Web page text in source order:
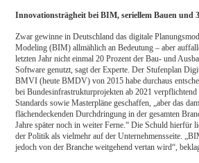
Innovationsträgheit bei BIM, seriellem Bauen und
Zwar gewinne in Deutschland das digitale
Modeling (BIM) allmählich an Bedeutung – aber
letzten Jahr nicht einmal 20 Prozent der Bau- und
Software genutzt, sagt der Experte. Der Stufenplan
BMVI (heute BMDV) von 2015 habe durchaus
bei Bundesinfrastrukturprojekten ab 2021 verpflichtend
Standards sowie Masterpläne geschaffen, „aber das
flächendeckenden Durchdringung in der gesamten
Jahre später noch in weiter Ferne.“ Die Schuld hierfür
der Politik als vielmehr auf der Unternehmensseite.
jedoch von der Branche weitgehend vertan wird“,